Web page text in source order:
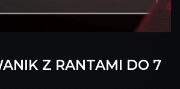
Z RANTAMI DO 7